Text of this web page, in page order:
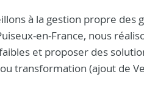
à la gestion propre
en-France, nous
et proposer des
transformation (ajout de